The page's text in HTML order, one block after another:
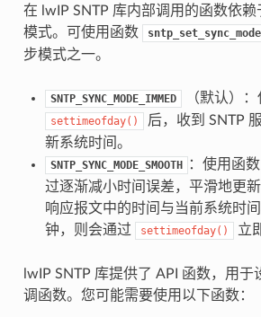
在 lwIP SNTP 库内部调用的函数依
模式。可使用函数
步模式之一。
SNTP_SYNC_MODE_IMMED （默认）
settimeofday()
后，收到 SNTP
新系统时间。
SNTP_SYNC_MODE_SMOOTH ：使用函数
过逐渐减小时间误差，平滑地更
响应报文中的时间与当前系统时
钟，则会通过
settimeofday() 立
lwIP SNTP 库提供了 API 函数，用于
调函数。您可能需要使用以下函数：